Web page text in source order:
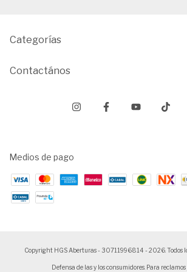
Categorías
Contactános
Medios de pago
Copyright HGS Aberturas - 30711996814 - 2026. Todos
Defensa de las y los consumidores. Para reclamos